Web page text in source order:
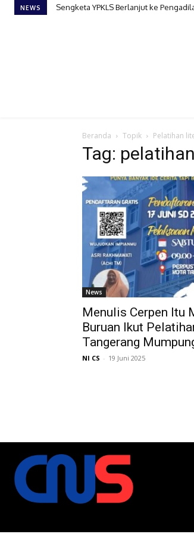
NEWS Sengketa YPKLS Berlanjut ke
Beranda Topik Pelatihan
Tag:
News
Menulis Cerpen Itu
Buruan Ikut
Tangerang
NI CS - 19 Juni 2025